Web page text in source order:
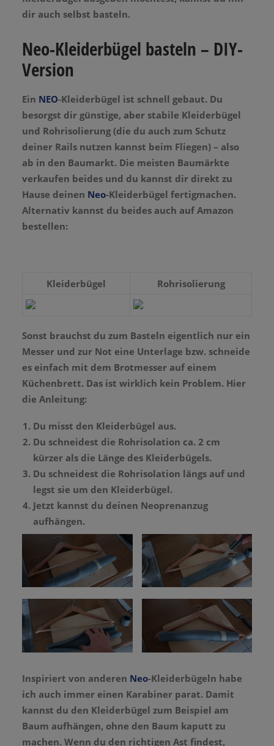
dir auch selbst basteln.
Neo-Kleiderbügel basteln – DIY-
Version
Ein NEO-Kleiderbügel ist schnell gebaut. Du
besorgst dir günstige, aber stabile Kleiderbügel
und Rohrisolierung (die du auch zum Schutz
deiner Rails nutzen kannst beim Fliegen) – also
ab in den Baumarkt. Die meisten Baumärkte
verkaufen beides und du kannst dir direkt zu
Hause deinen Neo-Kleiderbügel fertigmachen.
Alternativ kannst du beides auch auf Amazon
bestellen:
Kleiderbügel Rohrisolierung
Sonst brauchst du zum Basteln eigentlich nur ein
Messer und zur Not eine Unterlage bzw. schneide
es einfach mit dem Brotmesser auf einem
Küchenbrett. Das ist wirklich kein Problem. Hier
die Anleitung:
Du misst den Kleiderbügel aus.
Du schneidest die Rohrisolation ca. 2 cm
kürzer als die Länge des Kleiderbügels.
Du schneidest die Rohrisolation längs auf und
legst sie um den Kleiderbügel.
Jetzt kannst du deinen Neoprenanzug
aufhängen.
Inspiriert von anderen Neo-Kleiderbügeln habe
ich auch immer einen Karabiner parat. Damit
kannst du den Kleiderbügel zum Beispiel am
Baum aufhängen, ohne den Baum kaputt zu
machen. Wenn du den richtigen Ast findest,